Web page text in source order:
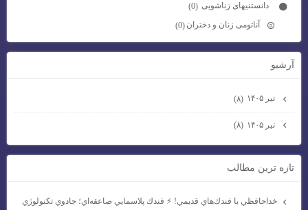
دانستنیهای زناشویی (0)
آناتومی زنان و دختران (0)
آرشيو
تیر ۱۴۰۵ (۸)
تیر ۱۴۰۵ (۸)
تازه ترين مطالب
خداحافظي با فندك‌هاي قديمي! ⚡ فندك پلاسمايي صاعقه‌اي؛ جادوي تكنولوژي